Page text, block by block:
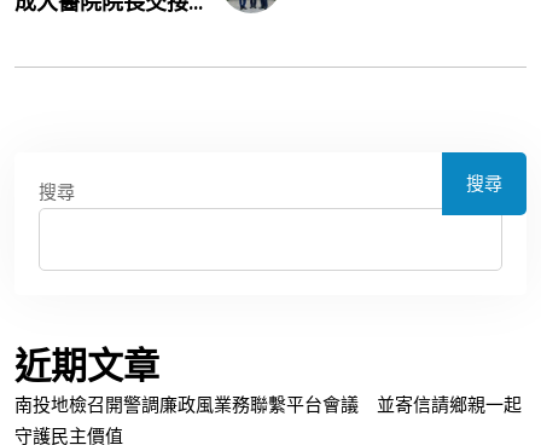
南投地檢召開警調廉政風業務聯繫平台會議 並寄信請鄉親一起
守護民主價值
實學力、而非「雙語KPI巨獸」
鄭麗文喊新竹縣「不能輸」 陳見賢應不至於親痛仇快
太祖慈善會參與高雄茶、咖啡暨食品展 讓公益被更多人看見
讓愛心走進每個需要的角落